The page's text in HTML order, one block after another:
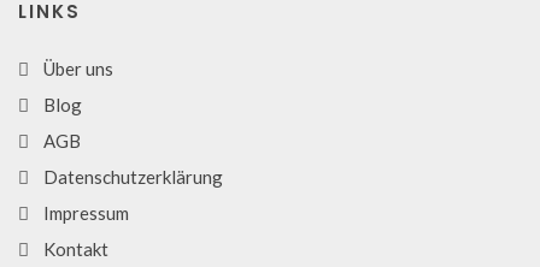
LINKS
Über uns
Blog
AGB
Datenschutzerklärung
Impressum
Kontakt